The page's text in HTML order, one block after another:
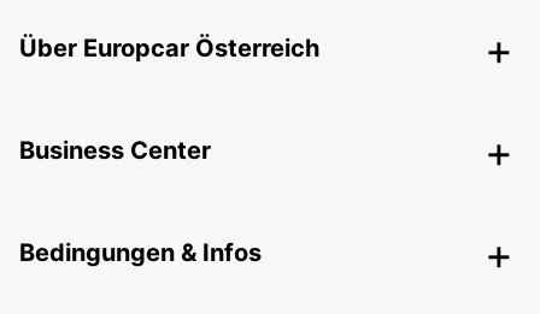
Über Europcar Österreich
Business Center
Bedingungen & Infos